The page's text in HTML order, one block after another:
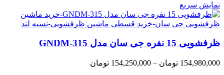
نمایش سریع
ظرفشویی 15 نفره جی سان مدل GNDM-315
154,980,000 تومان –
154,250,000 تومان